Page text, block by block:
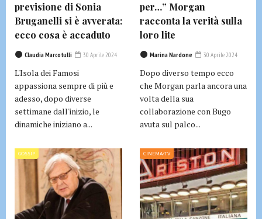
previsione di Sonia
Bruganelli si è avverata:
ecco cosa è accaduto
Claudia Marcotulli 30 Aprile 2024
L'Isola dei Famosi
appassiona sempre di più e
adesso, dopo diverse
settimane dall'inizio, le
dinamiche iniziano a...
per…” Morgan
racconta la verità sulla
loro lite
Marina Nardone 30 Aprile 2024
Dopo diverso tempo ecco
che Morgan parla ancora una
volta della sua
collaborazione con Bugo
avuta sul palco...
GOSSIP CINEMA/TV